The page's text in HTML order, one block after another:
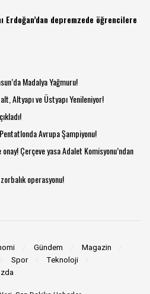
Erdoğan’dan depremzede öğrencilere
Madalya Yağmuru!
Altyapı ve Üstyapı Yenileniyor!
Avrupa Şampiyonu!
Çerçeve yasa Adalet Komisyonu’ndan
operasyonu!
Gündem
Magazin
Spor
Teknoloji